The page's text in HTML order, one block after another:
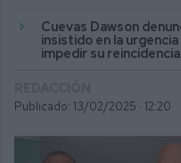
Cuevas Dawson
insistido en la
impedir su reincidencia
Publicado: 13/02/2025 · 12:20